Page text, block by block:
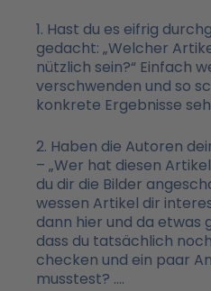
1. Hast du es eifrig
gedacht: „Welcher
nützlich sein?“ Einfach
verschwenden und so
konkrete Ergebnisse
2. Haben die Autoren
– „Wer hat diesen
du dir die Bilder
wessen Artikel dir
dann hier und da etwas
dass du tatsächlich
checken und ein paar
musstest? ….